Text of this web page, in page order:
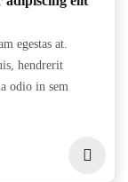
egestas at.
hendrerit
odio in sem